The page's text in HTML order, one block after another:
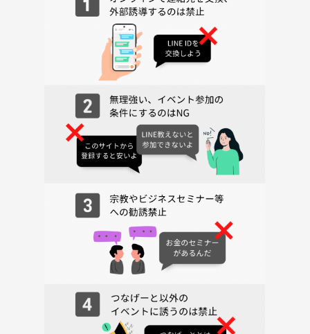
観賞後は、都バスと青梅線を乗り継いで「拝島」にある多満自慢で有名
な「石川酒造」に向かいます🍶
酒蔵では、史料館や国の登録有形文化財に指定された貴重な建物、明治
期に使っていたビール釜などをめぐります🍺
直営の売店では、ここでしか買えない限定酒や大吟醸ケーキなどのスイ
ーツもあり、旅のお土産にいかがでしょうか？？
【帰りもラクラク😌ホリデー快速で帰還】
🚃で、新宿に戻ってフィニッシュです🏁
ぜひ、みんなで「見て👀食べて😋遊ぶ😆」青梅にでかけましょう🎵
＊天候や当日のスケジュール等のやむを得ない事情により、変更になる
⚠交通費、飲食代、現地での観光費用は各自での支払となります。